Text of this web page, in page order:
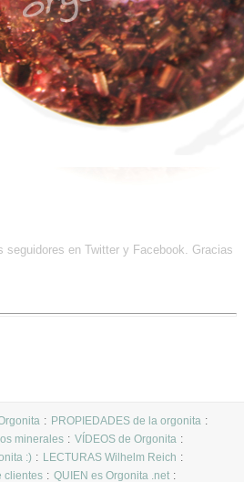
seguidores en Twitter y Facebook. Gracias
PROPIEDADES de la orgonita
minerales
VÍDEOS de Orgonita
:)
LECTURAS Wilhelm Reich
clientes
QUIEN es Orgonita .net